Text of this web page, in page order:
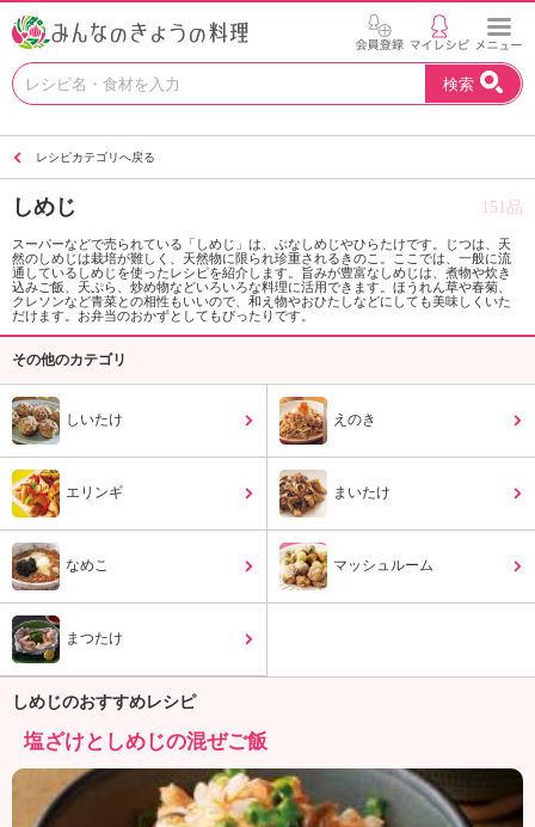
お
い
を
見
つ
け
よ
。
K
エ
ケ
ョ
み
ん
な
の
検索
レシピカテゴリへ戻る
しめじ 151品
スーパーなどで売られている「しめじ」は、ぶなしめじやひらたけです。じつは、天
然のしめじは栽培が難しく、天然物に限られ珍重されるきのこ。ここでは、一般に流
通しているしめじを使ったレシピを紹介します。旨みが豊富なしめじは、煮物や炊き
込みご飯、天ぷら、炒め物などいろいろな料理に活用できます。ほうれん草や春菊、
クレソンなど青菜との相性もいいので、和え物やおひたしなどにしても美味しくいた
だけます。お弁当のおかずとしてもぴったりです。
その他のカテゴリ
しいたけ えのき
エリンギ まいたけ
なめこ マッシュルーム
まつたけ
しめじのおすすめレシピ
塩ざけとしめじの混ぜご飯